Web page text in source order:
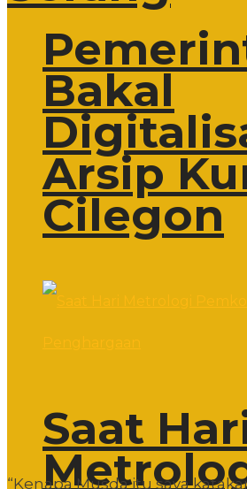
Bakal
Arsip
Cilegon
Saat
“Kenapa Musda itu saya